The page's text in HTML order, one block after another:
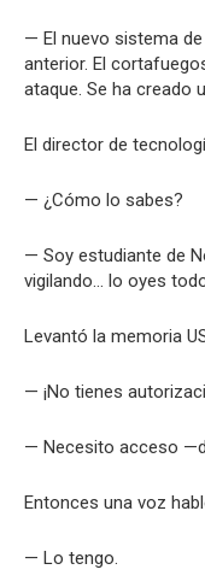
— El nuevo sistema
anterior. El
ataque. Se ha creado
El director de
— ¿Cómo lo sabes?
— Soy estudiante de
vigilando… lo oyes
Levantó la memoria
— ¡No tienes
— Necesito acceso
Entonces una voz
— Lo tengo.